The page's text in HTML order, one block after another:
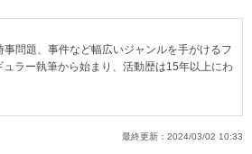
問題、事件など幅広いジャンルを手がけるフ
ラー執筆から始まり、活動歴は15年以上にわ
最終更新： 2024/03/02 10:33